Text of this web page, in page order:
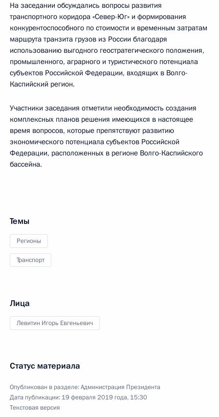
На заседании обсуждались вопросы развития
транспортного коридора «Север-Юг» и формирования
конкурентоспособного по стоимости и временным затратам
маршрута транзита грузов из России благодаря
использованию выгодного геостратегического положения,
промышленного, аграрного и туристического потенциала
субъектов Российской Федерации, входящих в Волго-
Каспийский регион.
Участники заседания отметили необходимость создания
комплексных планов решения имеющихся в настоящее
время вопросов, которые препятствуют развитию
экономического потенциала субъектов Российской
Федерации, расположенных в регионе Волго-Каспийского
бассейна.
Темы
Регионы
Транспорт
Лица
Левитин Игорь Евгеньевич
Статус материала
Опубликован в разделе:Администрация Президента
Дата публикации: 19 февраля 2019 года, 15:30
Текстовая версия